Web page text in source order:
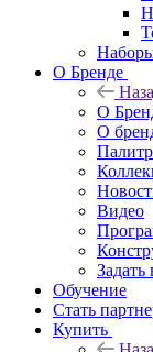
О Бренде
О
О
Видео
Задать
Обучение
Стать
Купить